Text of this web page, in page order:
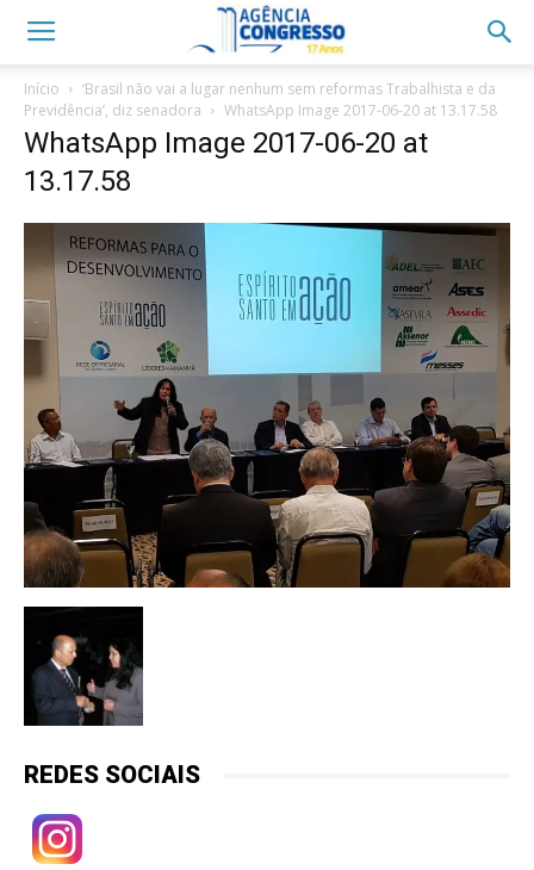
Início
‘Brasil não vai a lugar nenhum sem reformas Trabalhista e da
Previdência’, diz senadora
WhatsApp Image 2017-06-20 at 13.17.58
WhatsApp Image 2017-06-20 at
13.17.58
REDES SOCIAIS